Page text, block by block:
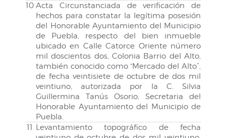
10 Acta Circunstanciada de verificación de
hechos para constatar la legítima posesión
del Honorable Ayuntamiento del Municipio
de Puebla, respecto del bien inmueble
ubicado en Calle Catorce Oriente número
mil doscientos dos, Colonia Barrio del Alto,
también conocido como “Mercado del Alto”,
de fecha veintisiete de octubre de dos mil
veintiuno, autorizada por la C. Silvia
Guillermina Tanús Osorio, Secretaria del
Honorable Ayuntamiento del Municipio de
Puebla.
11 Levantamiento topográfico de fecha